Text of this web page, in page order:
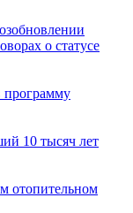
о статусе
программу
10 тысяч лет
отопительном